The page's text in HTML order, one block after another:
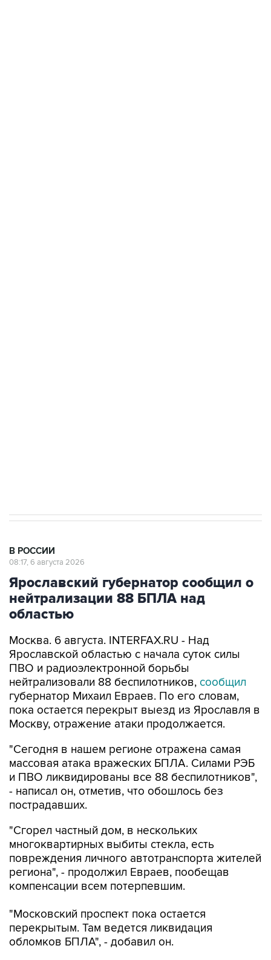
В РОССИИ
08:17, 6 августа 2026
Ярославский губернатор сообщил о
нейтрализации 88 БПЛА над
областью
Москва. 6 августа. INTERFAX.RU - Над
Ярославской областью с начала суток силы
ПВО и радиоэлектронной борьбы
нейтрализовали 88 беспилотников, сообщил
губернатор Михаил Евраев. По его словам,
пока остается перекрыт выезд из Ярославля в
Москву, отражение атаки продолжается.
"Сегодня в нашем регионе отражена самая
массовая атака вражеских БПЛА. Силами РЭБ
и ПВО ликвидированы все 88 беспилотников",
- написал он, отметив, что обошлось без
пострадавших.
"Сгорел частный дом, в нескольких
многоквартирных выбиты стекла, есть
повреждения личного автотранспорта жителей
региона", - продолжил Евраев, пообещав
компенсации всем потерпевшим.
"Московский проспект пока остается
перекрытым. Там ведется ликвидация
обломков БПЛА", - добавил он.